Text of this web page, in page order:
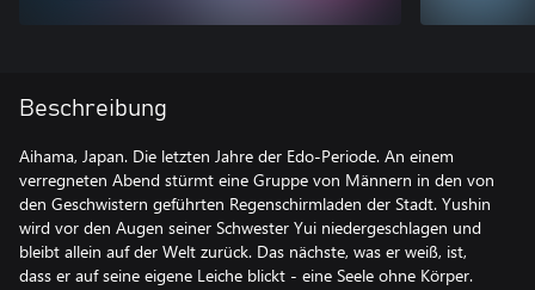
Beschreibung
Aihama, Japan. Die letzten Jahre der Edo-Periode. An einem
verregneten Abend stürmt eine Gruppe von Männern in den von
den Geschwistern geführten Regenschirmladen der Stadt. Yushin
wird vor den Augen seiner Schwester Yui niedergeschlagen und
bleibt allein auf der Welt zurück. Das nächste, was er weiß, ist,
dass er auf seine eigene Leiche blickt - eine Seele ohne Körper.